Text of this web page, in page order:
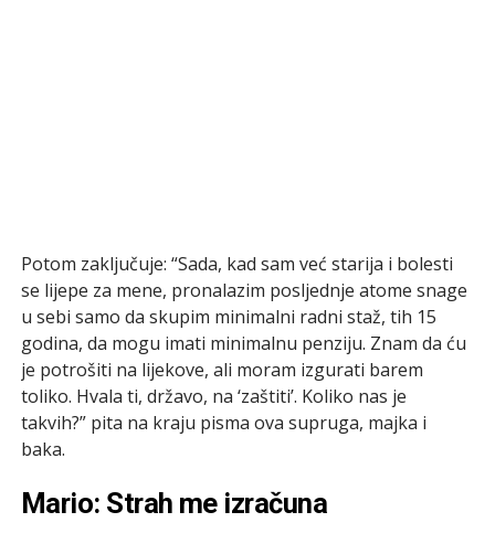
Potom zaključuje: “Sada, kad sam već starija i bolesti
se lijepe za mene, pronalazim posljednje atome snage
u sebi samo da skupim minimalni radni staž, tih 15
godina, da mogu imati minimalnu penziju. Znam da ću
je potrošiti na lijekove, ali moram izgurati barem
toliko. Hvala ti, državo, na ‘zaštiti’. Koliko nas je
takvih?” pita na kraju pisma ova supruga, majka i
baka.
Mario: Strah me izračuna